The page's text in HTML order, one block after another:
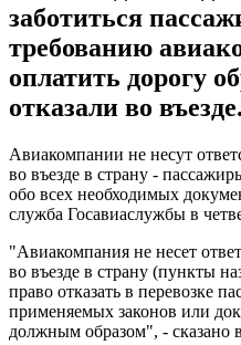
заботиться
требованию
оплатить дорогу
отказали во въезде.
Авиакомпании не несут
во въезде в страну -
обо всех необходимых
служба Госавиаслужбы в
"Авиакомпания не несет
во въезде в страну (пункты
право отказать в перевозке
применяемых законов или
должным образом", - сказано